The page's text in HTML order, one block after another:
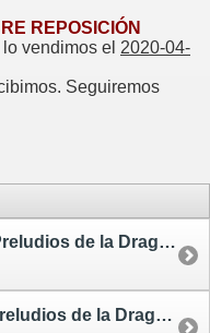
REPOSICIÓN
vendimos el 2020-04-
Seguiremos
El Guardián de Lunitari / Preludios de la Dragonlance, 1ª Trilogía, 1
El País de los Kenders / Preludios de la Dragonlance, 1ª Trilogía, 2